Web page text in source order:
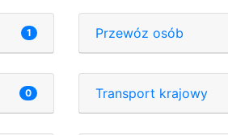
1 Przewóz osób
0 Transport krajowy